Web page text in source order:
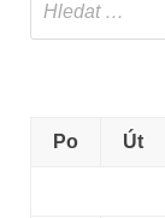
Po
Út